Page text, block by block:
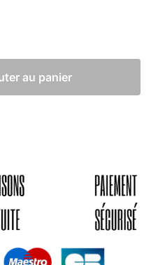
au panier